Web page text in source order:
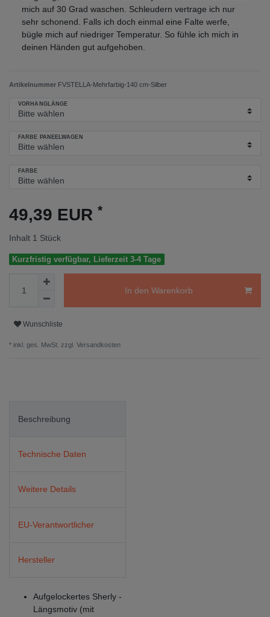
mich auf 30 Grad waschen. Schleudern vertrage ich nur
sehr schonend. Falls ich doch einmal eine Falte werfe,
bügle mich auf niedriger Temperatur. So fühle ich mich in
deinen Händen gut aufgehoben.
Artikelnummer FVSTELLA-Mehrfarbig-140 cm-Silber
VORHANGLÄNGE
FARBE PANEELWAGEN
FARBE
49,39 EUR *
Inhalt 1 Stück
Kurzfristig verfügbar, Lieferzeit 3-4 Tage
In den Warenkorb
Wunschliste
* inkl. ges. MwSt. zzgl. Versandkosten
Beschreibung
Technische Daten
Weitere Details
EU-Verantwortlicher
Hersteller
Aufgelockertes Sherly -
Längsmotiv (mit